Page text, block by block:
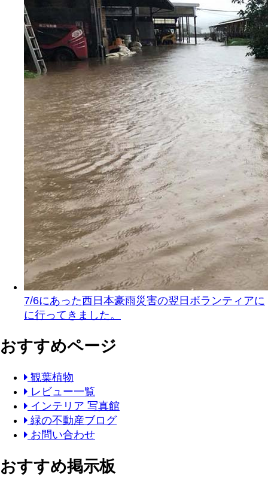
7/6にあった西日本豪雨災害の翌日ボランティアに
に行ってきました。
おすすめページ
観葉植物
レビュー一覧
インテリア 写真館
緑の不動産ブログ
お問い合わせ
おすすめ掲示板